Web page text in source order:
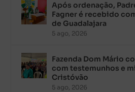
Após ordenação,
Fagner é recebido
de Guadalajara
5 ago, 2026
Fazenda Dom Mário
com testemunhos e
Cristóvão
5 ago, 2026